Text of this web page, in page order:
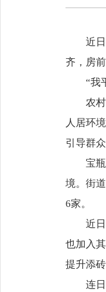
近
齐，房
“我
农
人居环
引导群
宝
境。街
6家。
近
也加入
提升添
连